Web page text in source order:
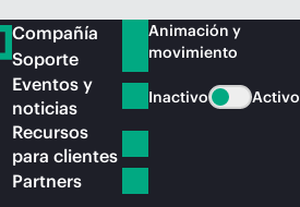
Compañía
Soporte
Eventos y
noticias
Recursos
para clientes
Partners
Animación y
movimiento
Inactivo Activo